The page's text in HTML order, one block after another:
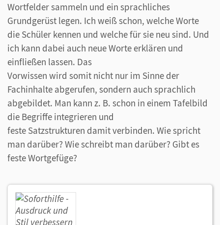
Wortfelder sammeln und ein sprachliches
Grundgerüst legen. Ich weiß schon, welche Worte
die Schüler kennen und welche für sie neu sind. Und
ich kann dabei auch neue Worte erklären und
einfließen lassen. Das
Vorwissen wird somit nicht nur im Sinne der
Fachinhalte abgerufen, sondern auch sprachlich
abgebildet. Man kann z. B. schon in einem Tafelbild
die Begriffe integrieren und
feste Satzstrukturen damit verbinden. Wie spricht
man darüber? Wie schreibt man darüber? Gibt es
feste Wortgefüge?